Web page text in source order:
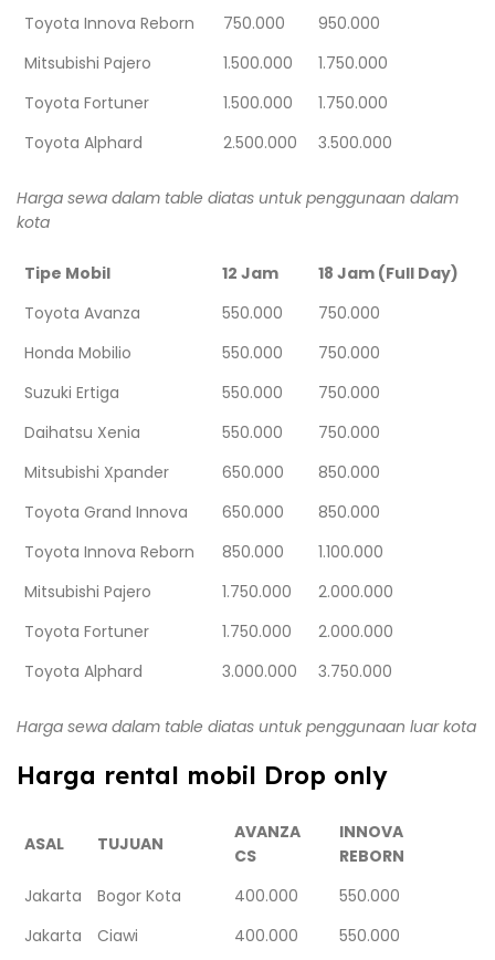
Toyota Innova Reborn 750.000
950.000
Mitsubishi Pajero
1.500.000
1.750.000
Toyota Fortuner
1.500.000
1.750.000
Toyota Alphard
2.500.000 3.500.000
Harga sewa dalam table diatas untuk penggunaan dalam
kota
Tipe Mobil 12 Jam
18 Jam (Full Day)
Toyota Avanza
550.000
750.000
Honda Mobilio
550.000
750.000
Suzuki Ertiga
550.000
750.000
Daihatsu Xenia
550.000
750.000
Mitsubishi Xpander
650.000
850.000
Toyota Grand Innova
650.000
850.000
Toyota Innova Reborn
850.000
1.100.000
Mitsubishi Pajero
1.750.000
2.000.000
Toyota Fortuner
1.750.000
2.000.000
Toyota Alphard
3.000.000 3.750.000
Harga sewa dalam table diatas untuk penggunaan luar kota
Harga rental mobil Drop only
ASAL TUJUAN
AVANZA
CS
INNOVA
REBORN
Jakarta
Bogor Kota 400.000
550.000
Jakarta
Ciawi 400.000
550.000